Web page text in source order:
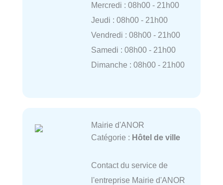
Mercredi : 08h00 - 21h00
Jeudi : 08h00 - 21h00
Vendredi : 08h00 - 21h00
Samedi : 08h00 - 21h00
Dimanche : 08h00 - 21h00
Mairie d'ANOR
Catégorie : Hôtel de ville
Contact du service de
l'entreprise Mairie d'ANOR